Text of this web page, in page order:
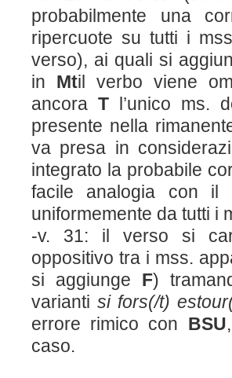
probabilmente una
ripercuote su tutti i
verso), ai quali si
in Mtil verbo viene
ancoraT l’unico ms.
presente nella
va presa in
integrato la probabile
facile analogia con il
uniformemente da tutti i
-v. 31: il verso si
oppositivo tra i mss.
si aggiunge F)
variantisi fors(/t)
errore rimico con BSU
caso.